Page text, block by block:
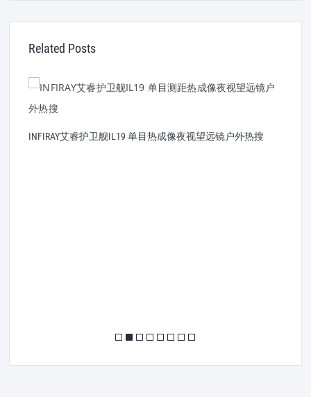
Related Posts
INFIRAY艾睿护卫舰IL19 单目热成像夜视望远镜户外热搜